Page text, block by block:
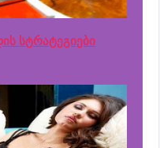
სტრატეგიები